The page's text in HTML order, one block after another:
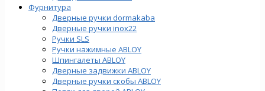
Фурнитура
Дверные ручки dormakaba
Дверные ручки inox22
Ручки SLS
Ручки нажимные ABLOY
Шпингалеты ABLOY
Дверные задвижки ABLOY
Дверные ручки скобы ABLOY